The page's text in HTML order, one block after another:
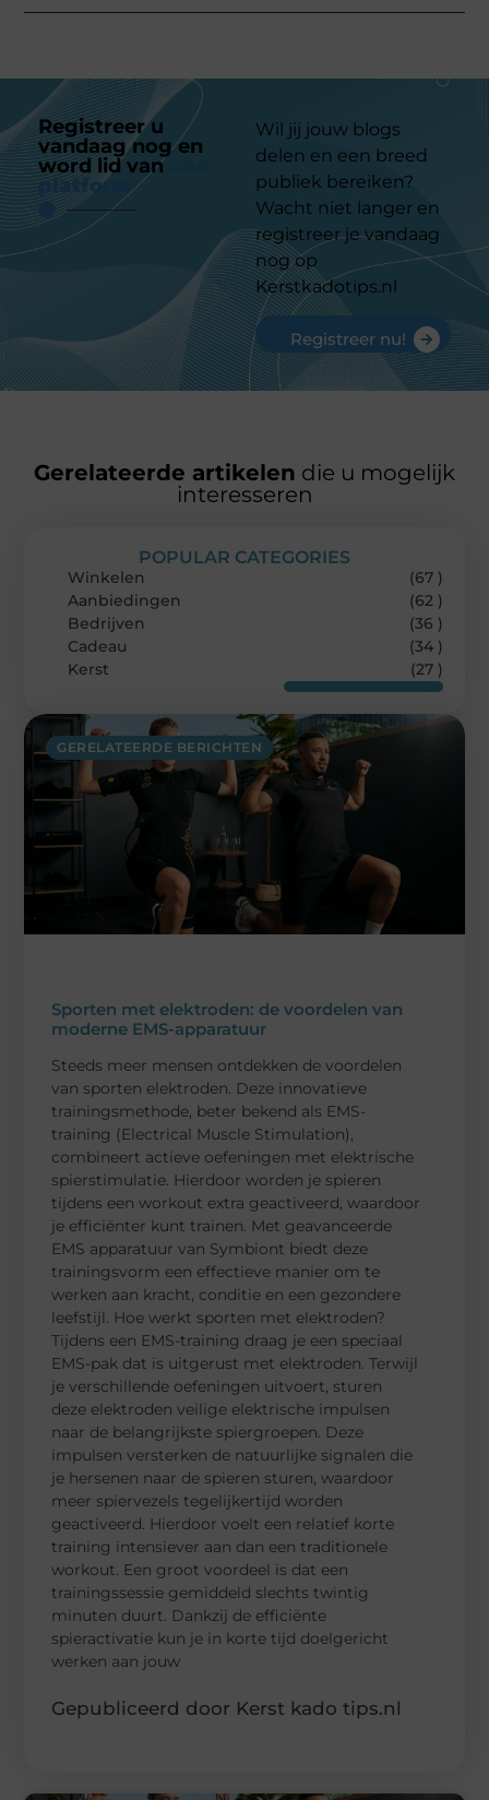
Registreer u
vandaag nog en
word lid van
platform
Wil jij jouw blogs
delen en een breed
publiek bereiken?
Wacht niet langer en
registreer je vandaag
nog op
Kerstkadotips.nl
Registreer nu!
Gerelateerde artikelen die u mogelijk
interesseren
GERELATEERDE BERICHTEN
Sporten met elektroden: de voordelen van
moderne EMS-apparatuur
Steeds meer mensen ontdekken de voordelen
van sporten elektroden. Deze innovatieve
trainingsmethode, beter bekend als EMS-
training (Electrical Muscle Stimulation),
combineert actieve oefeningen met elektrische
spierstimulatie. Hierdoor worden je spieren
tijdens een workout extra geactiveerd, waardoor
je efficiënter kunt trainen. Met geavanceerde
EMS apparatuur van Symbiont biedt deze
trainingsvorm een effectieve manier om te
werken aan kracht, conditie en een gezondere
leefstijl. Hoe werkt sporten met elektroden?
Tijdens een EMS-training draag je een speciaal
EMS-pak dat is uitgerust met elektroden. Terwijl
je verschillende oefeningen uitvoert, sturen
deze elektroden veilige elektrische impulsen
naar de belangrijkste spiergroepen. Deze
impulsen versterken de natuurlijke signalen die
je hersenen naar de spieren sturen, waardoor
meer spiervezels tegelijkertijd worden
geactiveerd. Hierdoor voelt een relatief korte
training intensiever aan dan een traditionele
workout. Een groot voordeel is dat een
trainingssessie gemiddeld slechts twintig
minuten duurt. Dankzij de efficiënte
spieractivatie kun je in korte tijd doelgericht
werken aan jouw
Gepubliceerd door Kerst kado tips.nl
POPULAR CATEGORIES
Winkelen
(67 )
Aanbiedingen
(62 )
Bedrijven
(36 )
Cadeau
(34 )
Kerst
(27 )